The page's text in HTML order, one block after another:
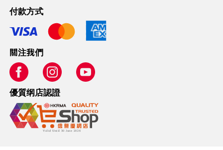
付款方式
關注我們
優質纲店認證